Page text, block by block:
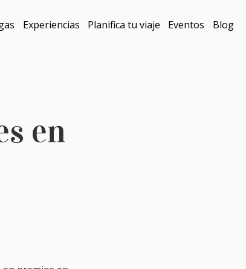
Experiencias Planifica tu viaje Eventos Blog
en